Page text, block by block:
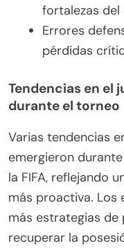
fortalezas del
Errores
pérdidas
Tendencias en el
durante el torneo
Varias tendencias
emergieron
la FIFA, reflejando
más proactiva. Los
más estrategias de
recuperar la